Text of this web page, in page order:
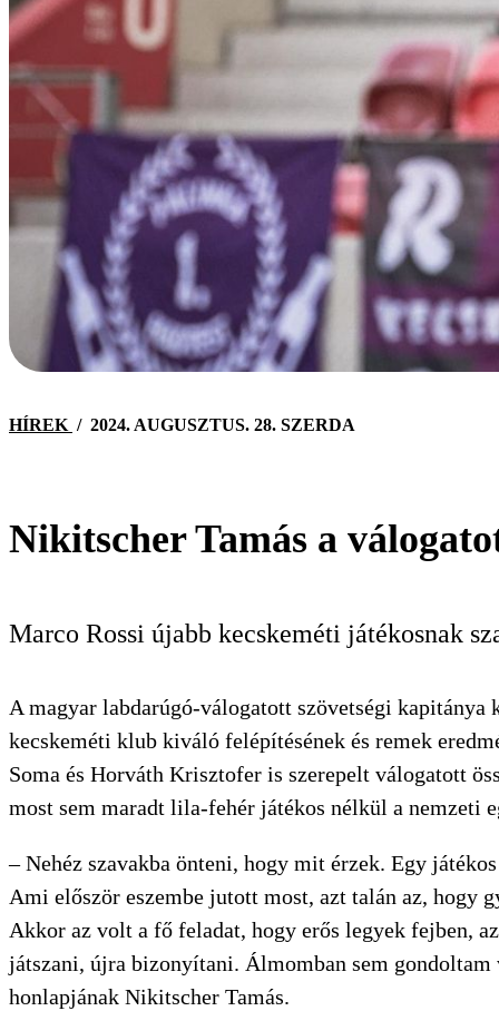
KERESÉS
HÍREK / 2024. AUGUSZTUS. 28. SZERDA
Nikitscher Tamás a
Marco Rossi újabb kecskeméti játékosnak
A magyar labdarúgó-válogatott szövetségi
kecskeméti klub kiváló felépítésének és remek
Soma és Horváth Krisztofer is szerepelt válogatott
most sem maradt lila-fehér játékos nélkül a
– Nehéz szavakba önteni, hogy mit érzek. Egy
Ami először eszembe jutott most, azt talán az, hogy
Akkor az volt a fő feladat, hogy erős legyek fejben,
játszani, újra bizonyítani. Álmomban sem
honlapjának Nikitscher Tamás.